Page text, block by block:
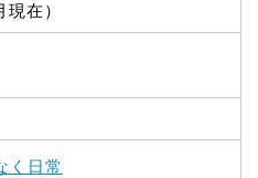
在）
く日常